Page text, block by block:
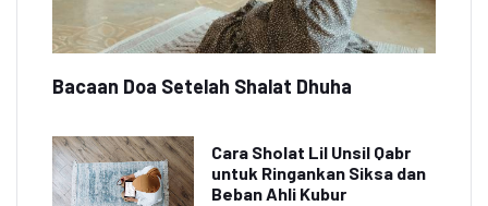
Bacaan Doa Setelah Shalat Dhuha
Cara Sholat Lil Unsil Qabr
untuk Ringankan Siksa dan
Beban Ahli Kubur